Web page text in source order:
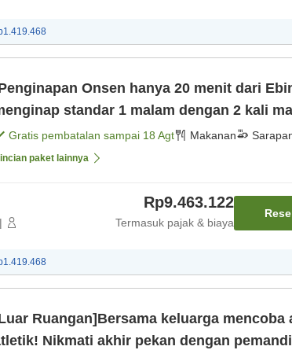
Onsen hanya 20 menit dari
standar 1 malam dengan 2 kali
[Makan malam] [Sarapan]
Gratis pembatalan sampai 18 Agt Makanan
paket lainnya
|
Rp9.463.122
Termasuk pajak & biaya
Ruangan]Bersama keluarga mencoba
Nikmati akhir pekan dengan